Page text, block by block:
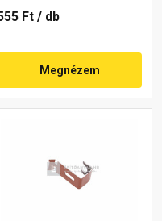
Ft / db
Megnézem